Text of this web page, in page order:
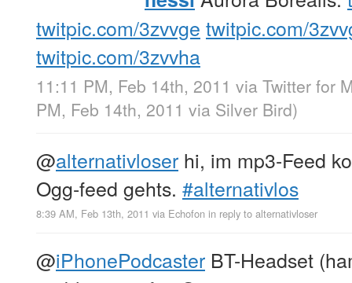
twitpic.com/3zvvge twitpic.com/
twitpic.com/3zvvha
11:11 PM, Feb 14th, 2011 via Twitter for
PM, Feb 14th, 2011 via Silver Bird)
@alternativloser hi, im mp3-Feed
Ogg-feed gehts. #alternativlos
8:39 AM, Feb 13th, 2011 via Echofon in reply to alternativloser
@iPhonePodcaster BT-Headset